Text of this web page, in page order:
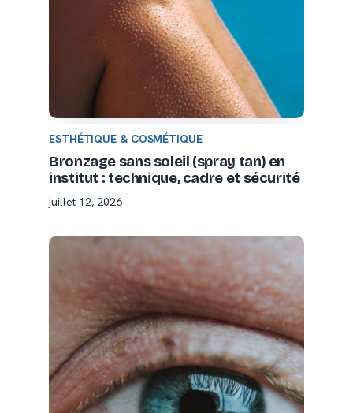
ESTHÉTIQUE & COSMÉTIQUE
Bronzage sans soleil (spray tan) en
institut : technique, cadre et sécurité
juillet 12, 2026